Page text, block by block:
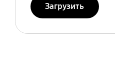
Загрузить